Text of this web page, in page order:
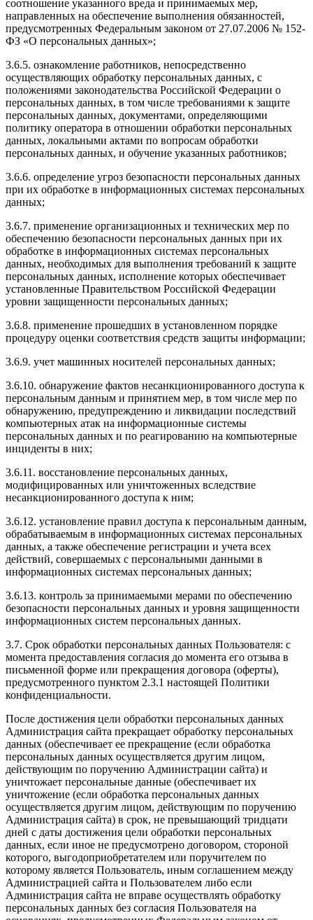
соотношение указанного вреда и принимаемых мер,
направленных на обеспечение выполнения обязанностей,
предусмотренных Федеральным законом от 27.07.2006 № 152-
ФЗ «О персональных данных»;
3.6.5. ознакомление работников, непосредственно
осуществляющих обработку персональных данных, с
положениями законодательства Российской Федерации о
персональных данных, в том числе требованиями к защите
персональных данных, документами, определяющими
политику оператора в отношении обработки персональных
данных, локальными актами по вопросам обработки
персональных данных, и обучение указанных работников;
3.6.6. определение угроз безопасности персональных данных
при их обработке в информационных системах персональных
данных;
3.6.7. применение организационных и технических мер по
обеспечению безопасности персональных данных при их
обработке в информационных системах персональных
данных, необходимых для выполнения требований к защите
персональных данных, исполнение которых обеспечивает
установленные Правительством Российской Федерации
уровни защищенности персональных данных;
3.6.8. применение прошедших в установленном порядке
процедуру оценки соответствия средств защиты информации;
3.6.9. учет машинных носителей персональных данных;
3.6.10. обнаружение фактов несанкционированного доступа к
персональным данным и принятием мер, в том числе мер по
обнаружению, предупреждению и ликвидации последствий
компьютерных атак на информационные системы
персональных данных и по реагированию на компьютерные
инциденты в них;
3.6.11. восстановление персональных данных,
модифицированных или уничтоженных вследствие
несанкционированного доступа к ним;
3.6.12. установление правил доступа к персональным данным,
обрабатываемым в информационных системах персональных
данных, а также обеспечение регистрации и учета всех
действий, совершаемых с персональными данными в
информационных системах персональных данных;
3.6.13. контроль за принимаемыми мерами по обеспечению
безопасности персональных данных и уровня защищенности
информационных систем персональных данных.
3.7. Срок обработки персональных данных Пользователя: с
момента предоставления согласия до момента его отзыва в
письменной форме или прекращения договора (оферты),
предусмотренного пунктом 2.3.1 настоящей Политики
конфиденциальности.
После достижения цели обработки персональных данных
Администрация сайта прекращает обработку персональных
данных (обеспечивает ее прекращение (если обработка
персональных данных осуществляется другим лицом,
действующим по поручению Администрации сайта) и
уничтожает персональные данные (обеспечивает их
уничтожение (если обработка персональных данных
осуществляется другим лицом, действующим по поручению
Администрация сайта) в срок, не превышающий тридцати
дней с даты достижения цели обработки персональных
данных, если иное не предусмотрено договором, стороной
которого, выгодоприобретателем или поручителем по
которому является Пользователь, иным соглашением между
Администрацией сайта и Пользователем либо если
Администрация сайта не вправе осуществлять обработку
персональных данных без согласия Пользователя на